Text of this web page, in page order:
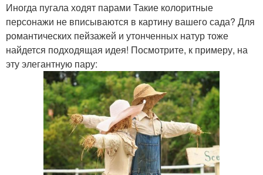
Иногда пугала ходят парами Такие колоритные
персонажи не вписываются в картину вашего сада? Для
романтических пейзажей и утонченных натур тоже
найдется подходящая идея! Посмотрите, к примеру, на
эту элегантную пару: